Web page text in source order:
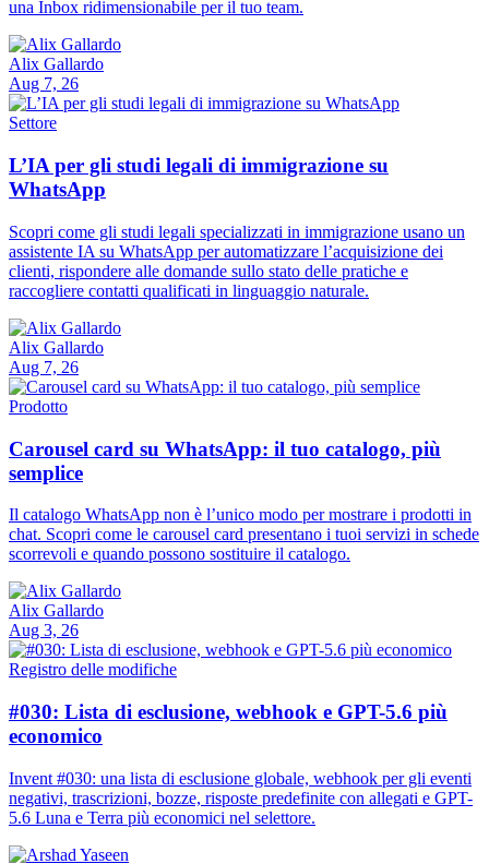
una Inbox ridimensionabile per il tuo team.
Alix Gallardo
Aug 7, 26
Settore
L’IA per gli studi legali di immigrazione su
WhatsApp
Scopri come gli studi legali specializzati in immigrazione usano un
assistente IA su WhatsApp per automatizzare l’acquisizione dei
clienti, rispondere alle domande sullo stato delle pratiche e
raccogliere contatti qualificati in linguaggio naturale.
Alix Gallardo
Aug 7, 26
Prodotto
Carousel card su WhatsApp: il tuo catalogo, più
semplice
Il catalogo WhatsApp non è l’unico modo per mostrare i prodotti in
chat. Scopri come le carousel card presentano i tuoi servizi in schede
scorrevoli e quando possono sostituire il catalogo.
Alix Gallardo
Aug 3, 26
Registro delle modifiche
#030: Lista di esclusione, webhook e GPT-5.6 più
economico
Invent #030: una lista di esclusione globale, webhook per gli eventi
negativi, trascrizioni, bozze, risposte predefinite con allegati e GPT-
5.6 Luna e Terra più economici nel selettore.